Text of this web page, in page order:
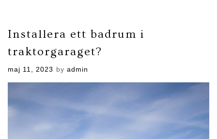
Installera ett badrum i
traktorgaraget?
Posted
maj 11, 2023 by admin